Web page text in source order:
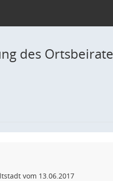
des
vom 13.06.2017